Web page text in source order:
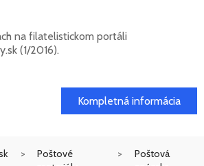
na filatelistickom portáli
(1/2016).
Kompletná informácia
Poštové
Poštová